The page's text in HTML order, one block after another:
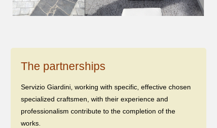
The partnerships
Servizio Giardini, working with specific, effective chosen
specialized craftsmen, with their experience and
professionalism contribute to the completion of the
works.